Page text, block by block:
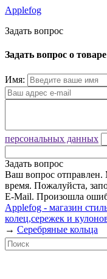
Applefog
Задать вопрос
Задать вопрос о
Имя:
персональных данных
Задать вопрос
Ваш вопрос
время. Пожалуйста,
E-Mail. Произошла
Applefog - магазин
колец,сережек и
→ Серебряные кольца